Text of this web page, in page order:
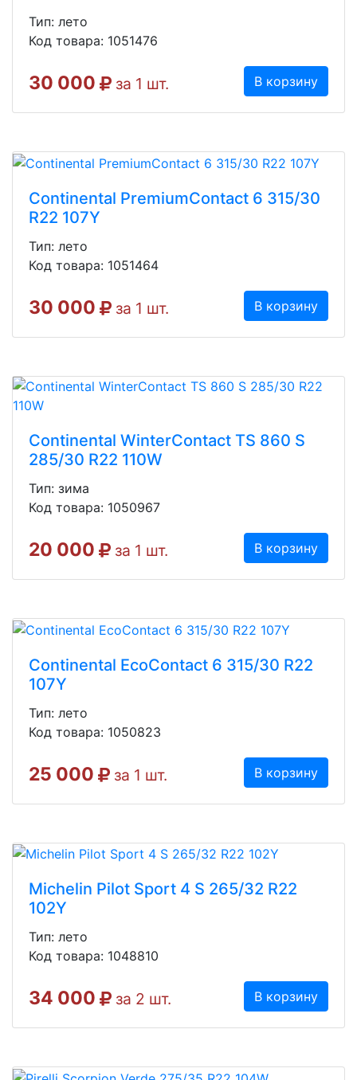
Тип: лето
Код товара: 1051476
30 000 за 1 шт. В корзину
Continental PremiumContact 6 315/30
R22 107Y
Тип: лето
Код товара: 1051464
30 000 за 1 шт. В корзину
Continental WinterContact TS 860 S
285/30 R22 110W
Тип: зима
Код товара: 1050967
20 000 за 1 шт. В корзину
Continental EcoContact 6 315/30 R22
107Y
Тип: лето
Код товара: 1050823
25 000 за 1 шт. В корзину
Michelin Pilot Sport 4 S 265/32 R22
102Y
Тип: лето
Код товара: 1048810
34 000 за 2 шт. В корзину